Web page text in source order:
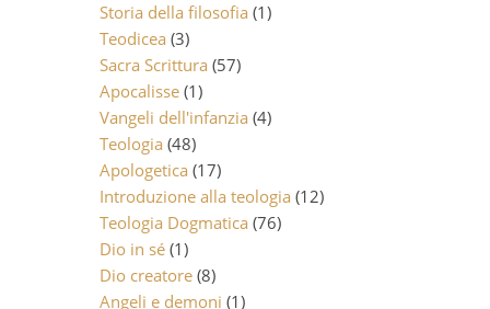
Storia della filosofia (1)
Teodicea (3)
Sacra Scrittura (57)
Apocalisse (1)
Vangeli dell'infanzia (4)
Teologia (48)
Apologetica (17)
Introduzione alla teologia (12)
Teologia Dogmatica (76)
Dio in sé (1)
Dio creatore (8)
Angeli e demoni (1)